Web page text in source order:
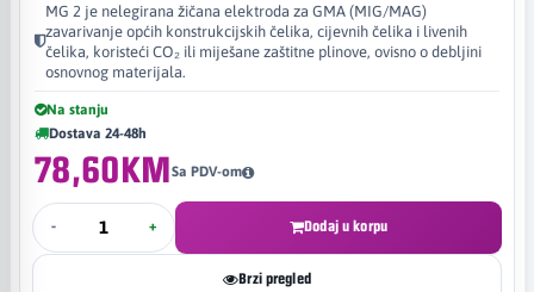
MG 2 je nelegirana žičana elektroda za GMA (MIG/MAG)
zavarivanje općih konstrukcijskih čelika, cijevnih čelika i livenih
čelika, koristeći CO₂ ili miješane zaštitne plinove, ovisno o debljini
osnovnog materijala.
Na stanju
Dostava 24-48h
78,60KMSa PDV-om
- + Dodaj u korpu
Brzi pregled